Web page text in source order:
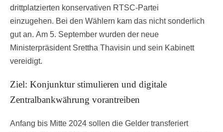
drittplatzierten konservativen RTSC-Partei
einzugehen. Bei den Wählern kam das nicht sonderlich
gut an. Am 5. September wurden der neue
Ministerpräsident Srettha Thavisin und sein Kabinett
vereidigt.
Ziel: Konjunktur stimulieren und digitale
Zentralbankwährung vorantreiben
Anfang bis Mitte 2024 sollen die Gelder transferiert